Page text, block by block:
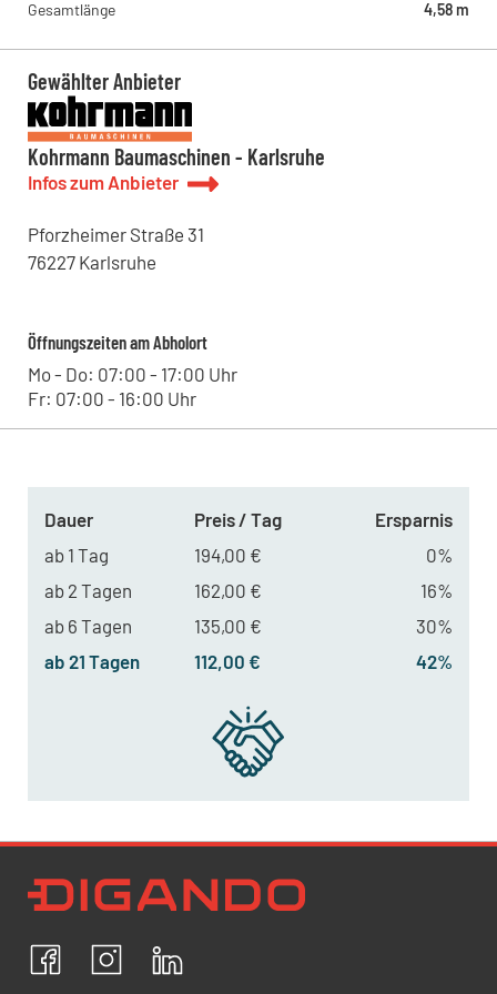
Hoch Baumaschinen - Steinach
Kohrmann Baumaschinen - Bitterfeld
Leipziger Straße 11, 06749 - Bitterfeld-Wolfen , DE
Kohrmann Baumaschinen - Halle
Lieskauer Straße 4, 06120 - Halle (Saale) , DE
Kohrmann Baumaschinen - Leipzig
Westringstraße 101, 04435 - Schkeuditz , DE
Gesamtlänge
4,58 m
Gewählter Anbieter
Kohrmann Baumaschinen - Karlsruhe
Infos zum Anbieter
Pforzheimer Straße 31
76227 Karlsruhe
Öffnungszeiten am Abholort
Mo - Do: 07:00 - 17:00 Uhr
Fr: 07:00 - 16:00 Uhr
Dauer Preis / Tag
Ersparnis
ab 1 Tag
194,00 €
0%
ab 2 Tagen
162,00 €
16%
ab 6 Tagen
135,00 €
30%
ab 21 Tagen
112,00 € 42%
FacebookInstagram
Ich bestätige, dass ich die
Datenschutzrichtlinien
personenbezogenen Daten einverstanden.